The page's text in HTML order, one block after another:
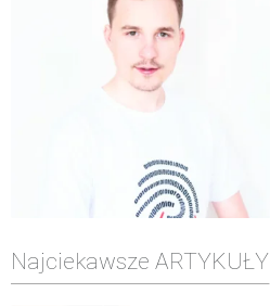
Najciekawsze ARTYKUŁY